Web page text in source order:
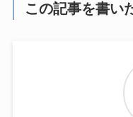
この記事を書い